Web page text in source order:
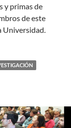
y primas de
de este
Universidad.